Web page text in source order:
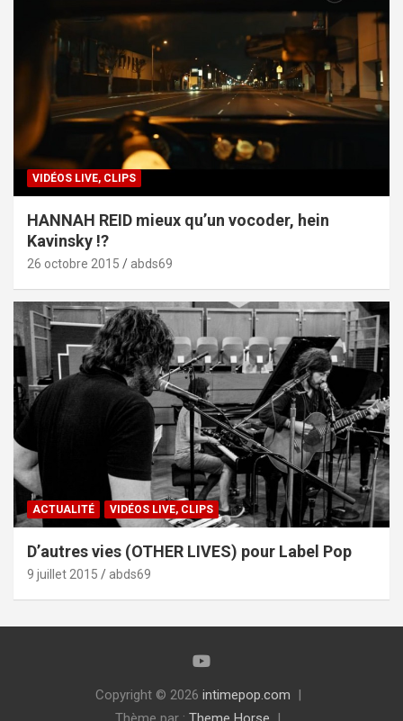
VIDÉOS LIVE, CLIPS
HANNAH REID mieux qu’un vocoder, hein
Kavinsky !?
26 octobre 2015 abds69
ACTUALITÉ VIDÉOS LIVE, CLIPS
D’autres vies (OTHER LIVES) pour Label Pop
9 juillet 2015 abds69
Copyright © 2026 intimepop.com